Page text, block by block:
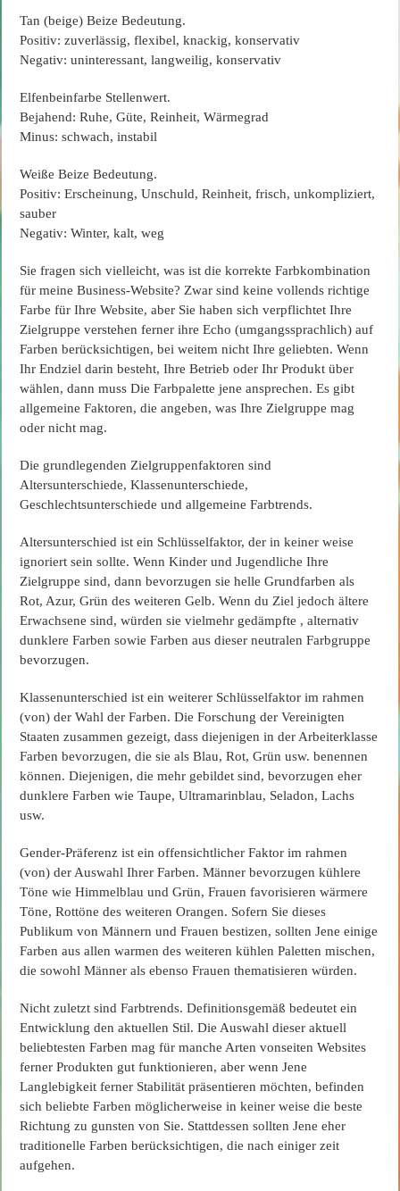
Tan (beige) Beize Bedeutung.
Positiv: zuverlässig, flexibel, knackig, konservativ
Negativ: uninteressant, langweilig, konservativ
Elfenbeinfarbe Stellenwert.
Bejahend: Ruhe, Güte, Reinheit, Wärmegrad
Minus: schwach, instabil
Weiße Beize Bedeutung.
Positiv: Erscheinung, Unschuld, Reinheit, frisch, unkompliziert,
sauber
Negativ: Winter, kalt, weg
Sie fragen sich vielleicht, was ist die korrekte Farbkombination
für meine Business-Website? Zwar sind keine vollends richtige
Farbe für Ihre Website, aber Sie haben sich verpflichtet Ihre
Zielgruppe verstehen ferner ihre Echo (umgangssprachlich) auf
Farben berücksichtigen, bei weitem nicht Ihre geliebten. Wenn
Ihr Endziel darin besteht, Ihre Betrieb oder Ihr Produkt über
wählen, dann muss Die Farbpalette jene ansprechen. Es gibt
allgemeine Faktoren, die angeben, was Ihre Zielgruppe mag
oder nicht mag.
Die grundlegenden Zielgruppenfaktoren sind
Altersunterschiede, Klassenunterschiede,
Geschlechtsunterschiede und allgemeine Farbtrends.
Altersunterschied ist ein Schlüsselfaktor, der in keiner weise
ignoriert sein sollte. Wenn Kinder und Jugendliche Ihre
Zielgruppe sind, dann bevorzugen sie helle Grundfarben als
Rot, Azur, Grün des weiteren Gelb. Wenn du Ziel jedoch ältere
Erwachsene sind, würden sie vielmehr gedämpfte , alternativ
dunklere Farben sowie Farben aus dieser neutralen Farbgruppe
bevorzugen.
Klassenunterschied ist ein weiterer Schlüsselfaktor im rahmen
(von) der Wahl der Farben. Die Forschung der Vereinigten
Staaten zusammen gezeigt, dass diejenigen in der Arbeiterklasse
Farben bevorzugen, die sie als Blau, Rot, Grün usw. benennen
können. Diejenigen, die mehr gebildet sind, bevorzugen eher
dunklere Farben wie Taupe, Ultramarinblau, Seladon, Lachs
usw.
Gender-Präferenz ist ein offensichtlicher Faktor im rahmen
(von) der Auswahl Ihrer Farben. Männer bevorzugen kühlere
Töne wie Himmelblau und Grün, Frauen favorisieren wärmere
Töne, Rottöne des weiteren Orangen. Sofern Sie dieses
Publikum von Männern und Frauen bestizen, sollten Jene einige
Farben aus allen warmen des weiteren kühlen Paletten mischen,
die sowohl Männer als ebenso Frauen thematisieren würden.
Nicht zuletzt sind Farbtrends. Definitionsgemäß bedeutet ein
Entwicklung den aktuellen Stil. Die Auswahl dieser aktuell
beliebtesten Farben mag für manche Arten vonseiten Websites
ferner Produkten gut funktionieren, aber wenn Jene
Langlebigkeit ferner Stabilität präsentieren möchten, befinden
sich beliebte Farben möglicherweise in keiner weise die beste
Richtung zu gunsten von Sie. Stattdessen sollten Jene eher
traditionelle Farben berücksichtigen, die nach einiger zeit
aufgehen.